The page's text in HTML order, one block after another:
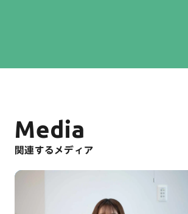
Media
関連するメディア